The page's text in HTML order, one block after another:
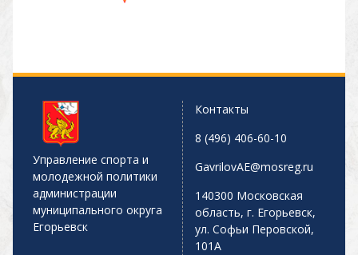
Управление спорта и
молодежной политики
администрации
муниципального округа
Егорьевск
Контакты
8 (496) 406-60-10
GavrilovAE@mosreg.ru
140300 Московская
область, г. Егорьевск,
ул. Софьи Перовской,
101А